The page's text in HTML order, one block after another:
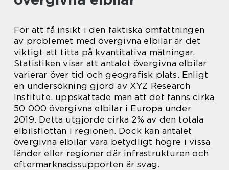
För att få insikt i den faktiska omfattningen
av problemet med övergivna elbilar är det
viktigt att titta på kvantitativa mätningar.
Statistiken visar att antalet övergivna elbilar
varierar över tid och geografisk plats. Enligt
en undersökning gjord av XYZ Research
Institute, uppskattade man att det fanns cirka
50 000 övergivna elbilar i Europa under
2019. Detta utgjorde cirka 2% av den totala
elbilsflottan i regionen. Dock kan antalet
övergivna elbilar vara betydligt högre i vissa
länder eller regioner där infrastrukturen och
eftermarknadssupporten är svag.